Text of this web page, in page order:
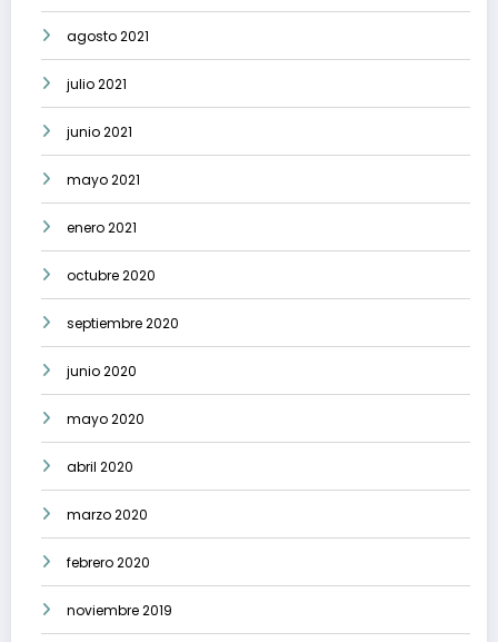
agosto 2021
julio 2021
junio 2021
mayo 2021
enero 2021
octubre 2020
septiembre 2020
junio 2020
mayo 2020
abril 2020
marzo 2020
febrero 2020
noviembre 2019